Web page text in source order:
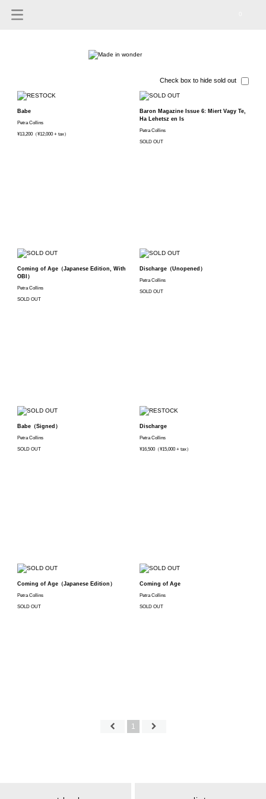
Check box to hide sold out
Babe
Petra Collins
¥13,200（¥12,000 + tax）
Baron Magazine Issue 6: Miert Vagy Te,
Ha Lehetsz en Is
Petra Collins
SOLD OUT
Coming of Age（Japanese Edition, With
OBI）
Petra Collins
SOLD OUT
Discharge（Unopened）
Petra Collins
SOLD OUT
Babe（Signed）
Petra Collins
SOLD OUT
Discharge
Petra Collins
¥16,500（¥15,000 + tax）
Coming of Age（Japanese Edition）
Petra Collins
SOLD OUT
Coming of Age
Petra Collins
SOLD OUT
1